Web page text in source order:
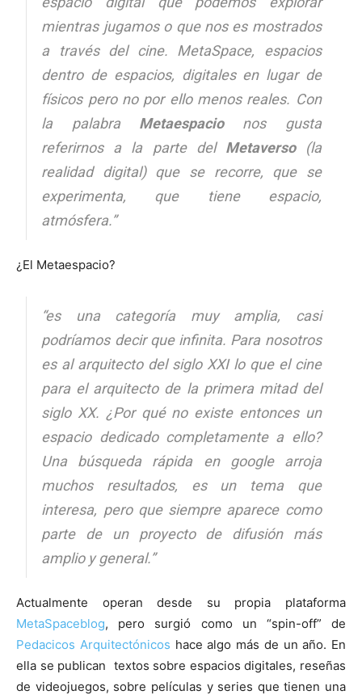
mientras jugamos o que nos es mostrados
a través del cine. MetaSpace, espacios
dentro de espacios, digitales en lugar de
físicos pero no por ello menos reales. Con
la palabra Metaespacionos gusta
referirnos a la parte del Metaverso
(la
realidad digital) que se recorre, que se
experimenta, que tiene espacio,
atmósfera.”
¿El Metaespacio?
“es una categoría muy amplia, casi
podríamos decir que infinita. Para nosotros
es al arquitecto del siglo XXI lo que el cine
para el arquitecto de la primera mitad del
siglo XX. ¿Por qué no existe entonces un
espacio dedicado completamente a ello?
Una búsqueda rápida en google arroja
muchos resultados, es un tema que
interesa, pero que siempre aparece como
parte de un proyecto de difusión más
amplio y general.”
Actualmente operan desde su propia plataforma
MetaSpaceblog, pero surgió como un “spin-off” de
Pedacicos Arquitectónicos hace algo más de un año. En
ella se publican textos sobre espacios digitales, reseñas
de videojuegos, sobre películas y series que tienen una